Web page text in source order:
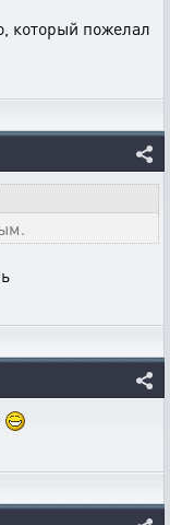
который пожелал